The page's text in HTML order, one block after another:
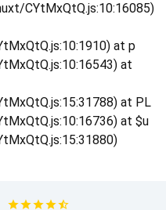
CYtMxQtQ.js:10:16085)
at p
at
at PL
at $u